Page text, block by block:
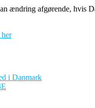
ændring afgørende, hvis
i Danmark